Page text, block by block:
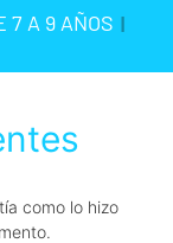
7 A 9 AÑOS |
como lo hizo